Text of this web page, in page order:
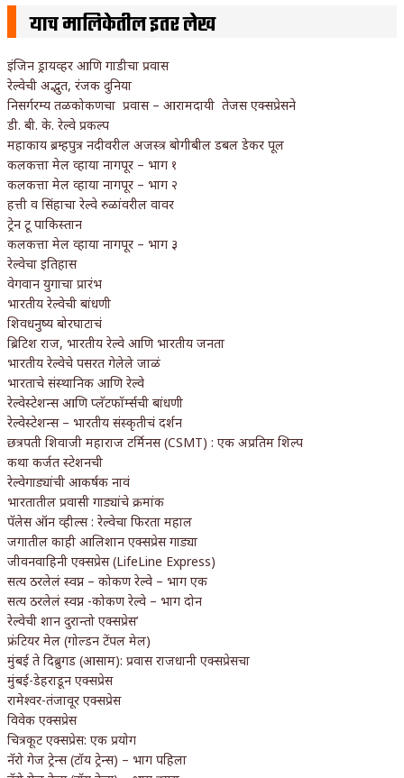
याच मालिकेतील इतर लेख
इंजिन ड्रायव्हर आणि गाडीचा प्रवास
रेल्वेची अद्भुत, रंजक दुनिया
निसर्गरम्य तळकोकणचा प्रवास – आरामदायी तेजस एक्सप्रेसने
डी. बी. के. रेल्वे प्रकल्प
महाकाय ब्रम्हपुत्र नदीवरील अजस्त्र बोगीबील डबल डेकर पूल
कलकत्ता मेल व्हाया नागपूर – भाग १
कलकत्ता मेल व्हाया नागपूर – भाग २
हत्ती व सिंहाचा रेल्वे रुळांवरील वावर
ट्रेन टू पाकिस्तान
कलकत्ता मेल व्हाया नागपूर – भाग ३
रेल्वेचा इतिहास
वेगवान युगाचा प्रारंभ
भारतीय रेल्वेची बांधणी
शिवधनुष्य बोरघाटाचं
ब्रिटिश राज, भारतीय रेल्वे आणि भारतीय जनता
भारतीय रेल्वेचे पसरत गेलेले जाळं
भारताचे संस्थानिक आणि रेल्वे
रेल्वेस्टेशन्स आणि प्लॅटफॉर्म्सची बांधणी
रेल्वेस्टेशन्स – भारतीय संस्कृतीचं दर्शन
छत्रपती शिवाजी महाराज टर्मिनस (CSMT) : एक अप्रतिम शिल्प
कथा कर्जत स्टेशनची
रेल्वेगाड्यांची आकर्षक नावं
भारतातील प्रवासी गाड्यांचे क्रमांक
पॅलेस ऑन व्हील्स : रेल्वेचा फिरता महाल
जगातील काही आलिशान एक्सप्रेस गाड्या
जीवनवाहिनी एक्सप्रेस (LifeLine Express)
सत्य ठरलेलं स्वप्न – कोकण रेल्वे – भाग एक
सत्य ठरलेलं स्वप्न -कोकण रेल्वे – भाग दोन
रेल्वेची शान दुरान्तो एक्सप्रेस’
फ्रंटियर मेल (गोल्डन टेंपल मेल)
मुंबई ते दिब्रुगड (आसाम): प्रवास राजधानी एक्सप्रेसचा
मुंबई-डेहराडून एक्सप्रेस
रामेश्वर-तंजावूर एक्सप्रेस
विवेक एक्सप्रेस
चित्रकूट एक्सप्रेस: एक प्रयोग
नॅरो गेज ट्रेन्स (टॉय ट्रेन्स) – भाग पहिला